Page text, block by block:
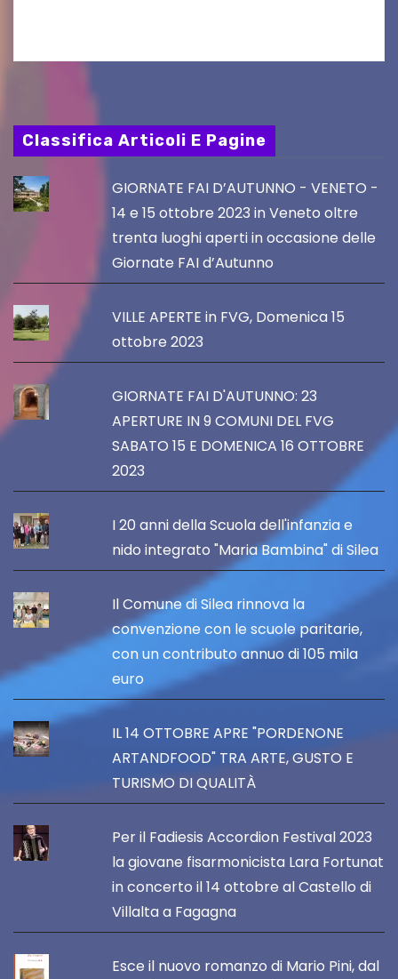
Classifica Articoli E Pagine
GIORNATE FAI D’AUTUNNO - VENETO -
14 e 15 ottobre 2023 in Veneto oltre
trenta luoghi aperti in occasione delle
Giornate FAI d’Autunno
VILLE APERTE in FVG, Domenica 15
ottobre 2023
GIORNATE FAI D'AUTUNNO: 23
APERTURE IN 9 COMUNI DEL FVG
SABATO 15 E DOMENICA 16 OTTOBRE
2023
I 20 anni della Scuola dell'infanzia e
nido integrato "Maria Bambina" di Silea
Il Comune di Silea rinnova la
convenzione con le scuole paritarie,
con un contributo annuo di 105 mila
euro
IL 14 OTTOBRE APRE "PORDENONE
ARTANDFOOD" TRA ARTE, GUSTO E
TURISMO DI QUALITÀ
Per il Fadiesis Accordion Festival 2023
la giovane fisarmonicista Lara Fortunat
in concerto il 14 ottobre al Castello di
Villalta a Fagagna
Esce il nuovo romanzo di Mario Pini, dal